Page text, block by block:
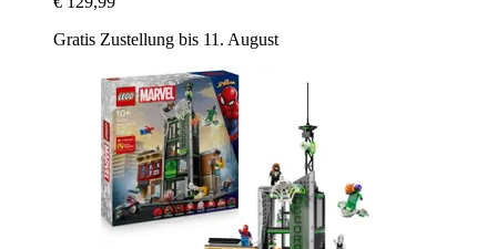
Gratis Zustellung bis 11. August